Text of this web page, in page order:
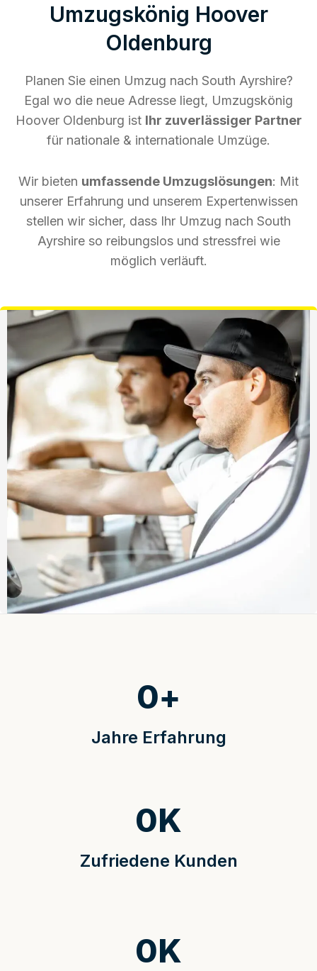
Umzugskönig Hoover
Oldenburg
Planen Sie einen Umzug nach South Ayrshire?
Egal wo die neue Adresse liegt, Umzugskönig
Hoover Oldenburg ist Ihr zuverlässiger Partner
für nationale & internationale Umzüge.
Wir bieten umfassende Umzugslösungen: Mit
unserer Erfahrung und unserem Expertenwissen
stellen wir sicher, dass Ihr Umzug nach South
Ayrshire so reibungslos und stressfrei wie
möglich verläuft.
Jahre Erfahrung
0+
Zufriedene Kunden
0K
0K